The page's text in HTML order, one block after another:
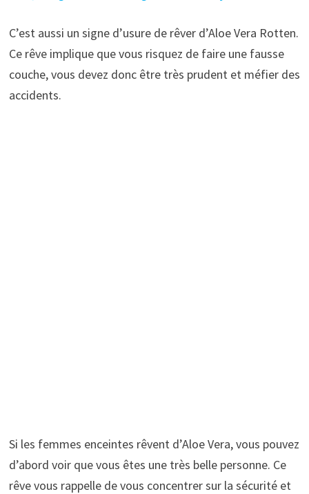
C’est aussi un signe d’usure de rêver d’Aloe Vera Rotten.
Ce rêve implique que vous risquez de faire une fausse
couche, vous devez donc être très prudent et méfier des
accidents.
Si les femmes enceintes rêvent d’Aloe Vera, vous pouvez
d’abord voir que vous êtes une très belle personne. Ce
rêve vous rappelle de vous concentrer sur la sécurité et